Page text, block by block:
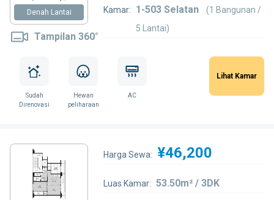
Denah Lantai
Tampilan 360°
Kamar: 1-503 Selatan
(1 Bangunan /
5 Lantai)
Sudah
Direnovasi
Hewan
peliharaan
AC
Lihat Kamar
Harga Sewa: ¥46,200
Luas Kamar: 53.50m² / 3DK